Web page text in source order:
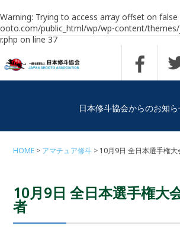
Warning: Trying to access array offset on false
ooto.com/public_html/wp/wp-content/
r.phpon line37
日本修斗協会からのお知
HOME アマチュア修斗 10月9日 全日本選手権
10月9日 全日本選手権大
者